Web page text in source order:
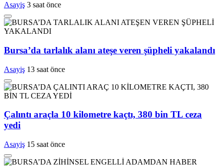
Asayiş 3 saat önce
Bursa’da tarlalık alanı ateşe veren şüpheli yakalandı
Asayiş 13 saat önce
Çalıntı araçla 10 kilometre kaçtı, 380 bin TL ceza
yedi
Asayiş 15 saat önce